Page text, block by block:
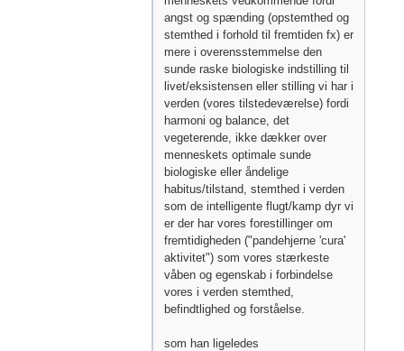
angst og spænding (opstemthed og
stemthed i forhold til fremtiden fx) er
mere i overensstemmelse den
sunde raske biologiske indstilling til
livet/eksistensen eller stilling vi har i
verden (vores tilstedeværelse) fordi
harmoni og balance, det
vegeterende, ikke dækker over
menneskets optimale sunde
biologiske eller åndelige
habitus/tilstand, stemthed i verden
som de intelligente flugt/kamp dyr vi
er der har vores forestillinger om
fremtidigheden ("pandehjerne 'cura'
aktivitet") som vores stærkeste
våben og egenskab i forbindelse
vores i verden stemthed,
befindtlighed og forståelse.
som han ligeledes